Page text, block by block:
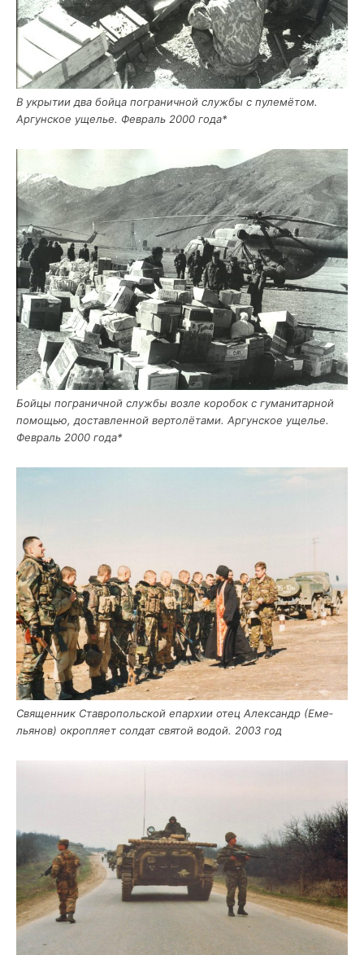
В укры­тии два бой­ца погра­нич­ной служ­бы с пуле­мё­том.
Аргун­ское уще­лье. Фев­раль 2000 года*
Бой­цы погра­нич­ной служ­бы воз­ле коро­бок с гума­ни­тар­ной
помо­щью, достав­лен­ной вер­то­лё­та­ми. Аргун­ское уще­лье.
Фев­раль 2000 года*
Свя­щен­ник Став­ро­поль­ской епар­хии отец Алек­сандр (Еме­
лья­нов) окроп­ля­ет сол­дат свя­той водой. 2003 год